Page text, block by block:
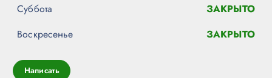
Суббота
ЗАКРЫТО
Воскресенье
ЗАКРЫТО
Написать